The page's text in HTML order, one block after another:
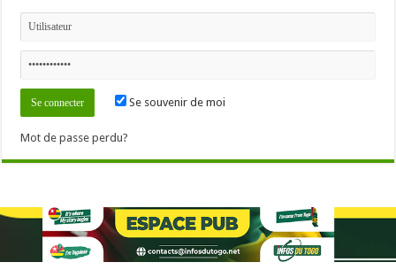
Se souvenir de moi
Mot de passe perdu?